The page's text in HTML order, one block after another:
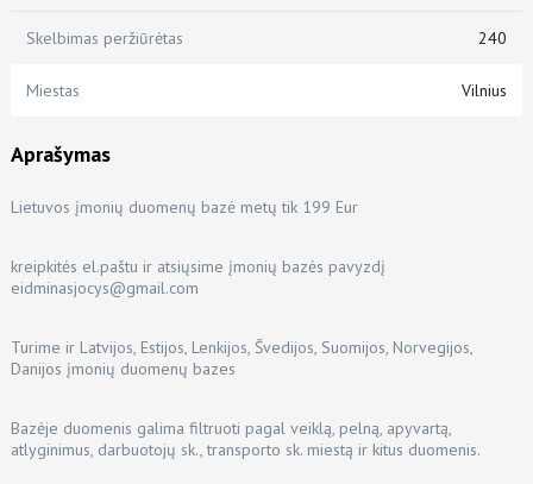
Skelbimas peržiūrėtas 240
Miestas Vilnius
Aprašymas
Lietuvos įmonių duomenų bazė metų tik 199 Eur
kreipkitės el.paštu ir atsiųsime įmonių bazės pavyzdį
eidminasjocys@gmail.com
Turime ir Latvijos, Estijos, Lenkijos, Švedijos, Suomijos, Norvegijos,
Danijos įmonių duomenų bazes
Bazėje duomenis galima filtruoti pagal veiklą, pelną, apyvartą,
atlyginimus, darbuotojų sk., transporto sk. miestą ir kitus duomenis.